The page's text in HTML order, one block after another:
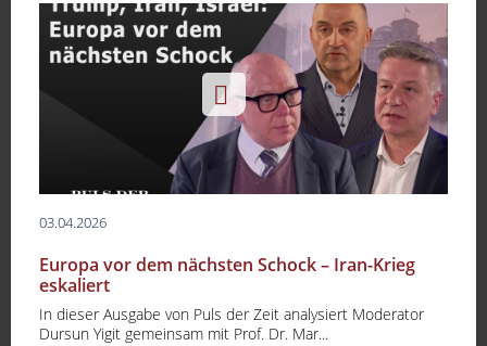
03.04.2026
Europa vor dem nächsten Schock – Iran-Krieg
eskaliert
In dieser Ausgabe von Puls der Zeit analysiert Moderator
Dursun Yigit gemeinsam mit Prof. Dr. Mar...